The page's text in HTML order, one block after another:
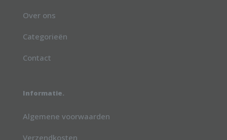
Over ons
Categorieën
Contact
Informatie.
Algemene voorwaarden
Verzendkosten